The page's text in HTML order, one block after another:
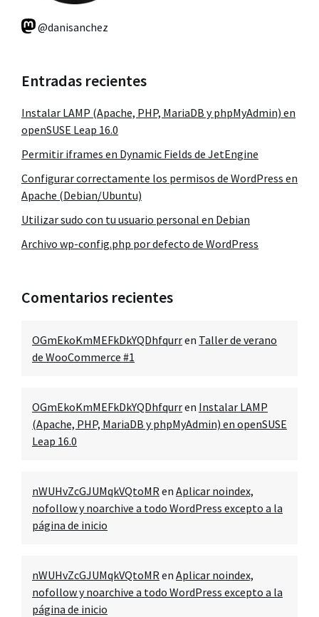
@danisanchez
Entradas recientes
Instalar LAMP (Apache, PHP, MariaDB y phpMyAdmin) en
openSUSE Leap 16.0
Permitir iframes en Dynamic Fields de JetEngine
Configurar correctamente los permisos de WordPress en
Apache (Debian/Ubuntu)
Utilizar sudo con tu usuario personal en Debian
Archivo wp-config.php por defecto de WordPress
Comentarios recientes
OGmEkoKmMEFkDkYQDhfqurren Taller de verano
de WooCommerce #1
OGmEkoKmMEFkDkYQDhfqurren Instalar LAMP
(Apache, PHP, MariaDB y phpMyAdmin) en openSUSE
Leap 16.0
nWUHvZcGJUMqkVQtoMRen Aplicar noindex,
nofollow y noarchive a todo WordPress excepto a la
página de inicio
nWUHvZcGJUMqkVQtoMRen Aplicar noindex,
nofollow y noarchive a todo WordPress excepto a la
página de inicio